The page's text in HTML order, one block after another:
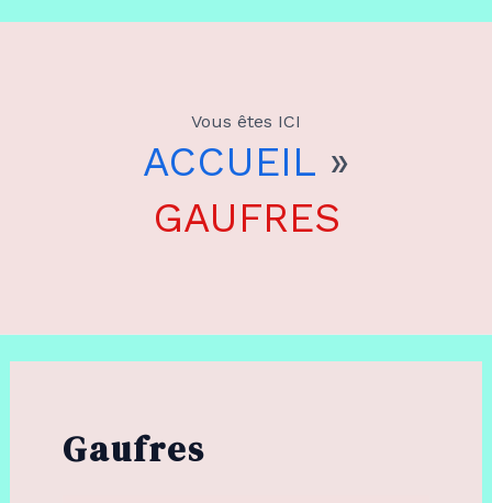
Aller
Vous êtes ICI
ACCUEIL »
GAUFRES
Gaufres